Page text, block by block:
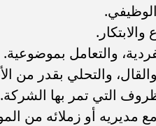
والتعامل بموضوعية.
والتحلي بقدر من
التي تمر بها الشركة.
مديريه أو زملائه من